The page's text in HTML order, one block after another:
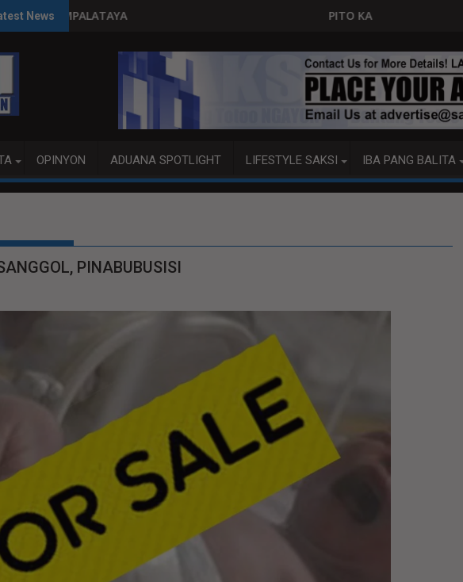
News PITO KATAO NASAGIP SA TUMAOB NA PUMP
OPINYON ADUANA SPOTLIGHT LIFESTYLE SAKSI IBA PANG BALITA
PINABUBUSISI